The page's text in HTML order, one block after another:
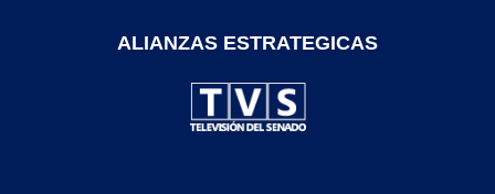
ALIANZAS ESTRATEGICAS